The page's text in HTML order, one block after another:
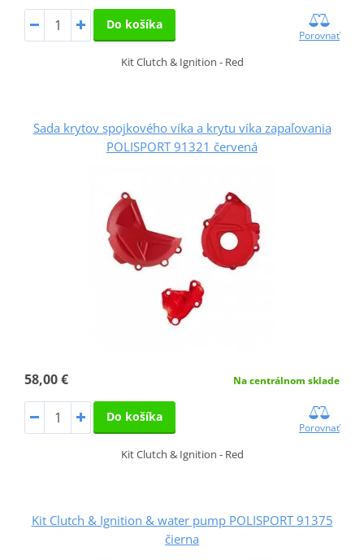
Do košíka
Porovnať
Kit Clutch & Ignition - Red
Sada krytov spojkového víka a krytu víka zapaľovania
POLISPORT 91321 červená
58,00 € Na centrálnom sklade
Do košíka
Porovnať
Kit Clutch & Ignition - Red
Kit Clutch & Ignition & water pump POLISPORT 91375
čierna